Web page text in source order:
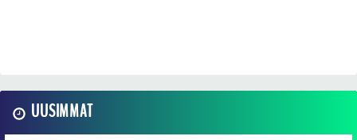
UUSIMMAT